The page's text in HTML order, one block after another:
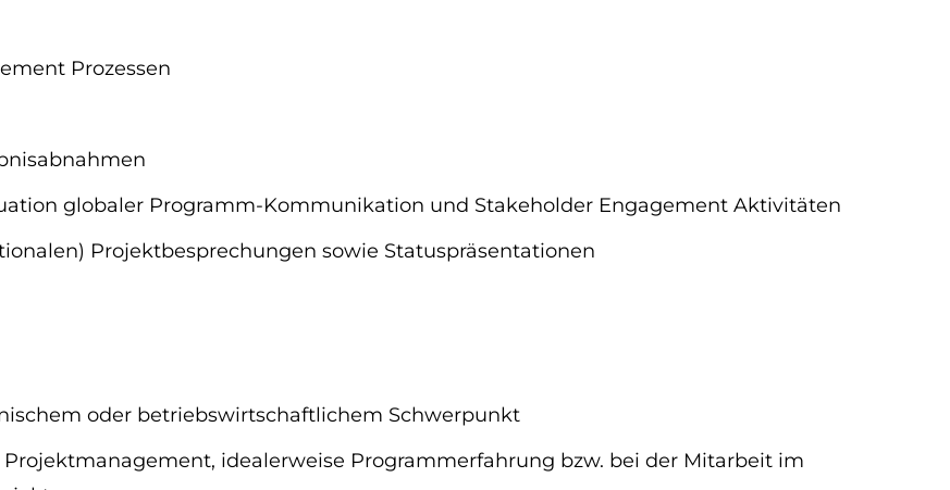
Prozessen
globaler Programm-Kommunikation und Stakeholder Engagement Aktivitäten
Projektbesprechungen sowie Statuspräsentationen
oder betriebswirtschaftlichem Schwerpunkt
idealerweise Programmerfahrung bzw. bei der Mitarbeit im